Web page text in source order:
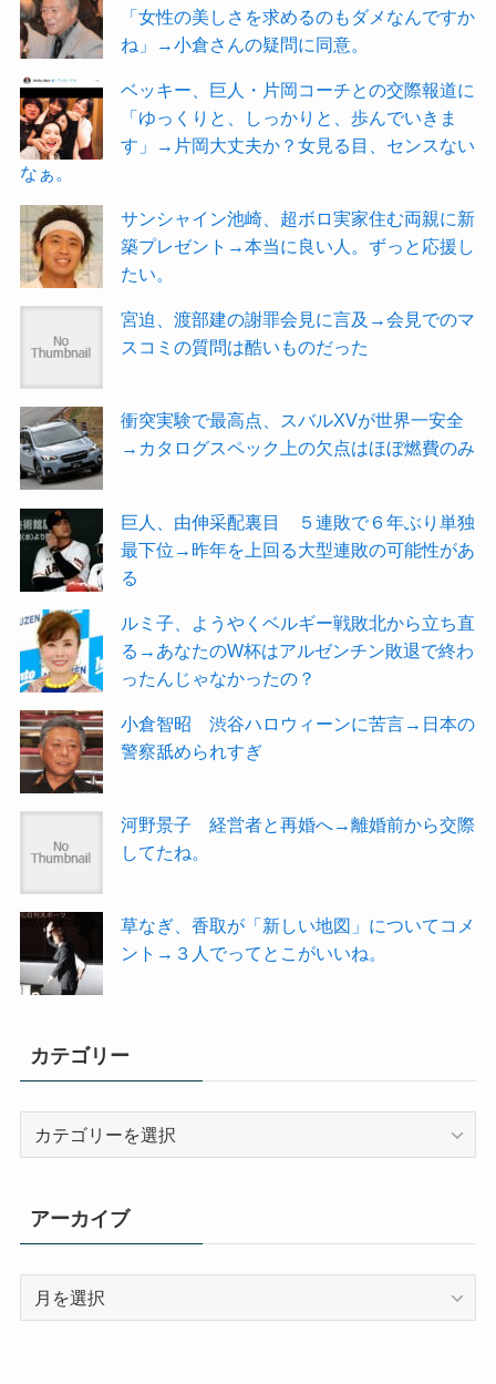
「女性の美しさを求めるのもダメなんですか
ね」→小倉さんの疑問に同意。
ベッキー、巨人・片岡コーチとの交際報道に
「ゆっくりと、しっかりと、歩んでいきま
す」→片岡大丈夫か？女見る目、センスない
なぁ。
サンシャイン池崎、超ボロ実家住む両親に新
築プレゼント→本当に良い人。ずっと応援し
たい。
宮迫、渡部建の謝罪会見に言及→会見でのマ
スコミの質問は酷いものだった
衝突実験で最高点、スバルXVが世界一安全
→カタログスペック上の欠点はほぼ燃費のみ
巨人、由伸采配裏目 ５連敗で６年ぶり単独
最下位→昨年を上回る大型連敗の可能性があ
る
ルミ子、ようやくベルギー戦敗北から立ち直
る→あなたのW杯はアルゼンチン敗退で終わ
ったんじゃなかったの？
小倉智昭 渋谷ハロウィーンに苦言→日本の
警察舐められすぎ
河野景子 経営者と再婚へ→離婚前から交際
してたね。
草なぎ、香取が「新しい地図」についてコメ
ント→３人でってとこがいいね。
カテゴリー
リ
ー
アーカイブ